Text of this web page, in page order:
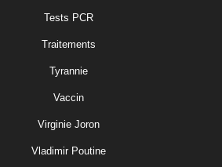
Tests PCR
Traitements
Tyrannie
Vaccin
Virginie Joron
Vladimir Poutine